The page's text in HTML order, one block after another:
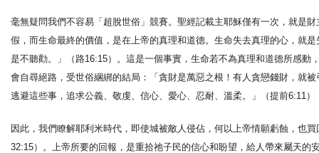
毫無疑問我們不容易「超脫世俗」競賽。聖經記載主耶穌僅有一次，就是
假，而生命最終的價值，是在上帝的真理和道德。生命失去真理的心，就
是不聽勸。」（路16:15）。這是一個事實，生命若不為真理和道德所感
會自尋絕路，受世俗綑綁的結局：「貪財是萬惡之根！有人貪戀錢財，就
逃避這些事，追求公義、敬虔、信心、愛心、忍耐、溫柔。」（提前6:11）
因此，我們瞭解耶利米時代，即使城被敵人侵佔，何以上帝情願虧蝕，也
32:15）。上帝所要的回報，是重拾祂子民的信心和盼望，給人帶來屬天